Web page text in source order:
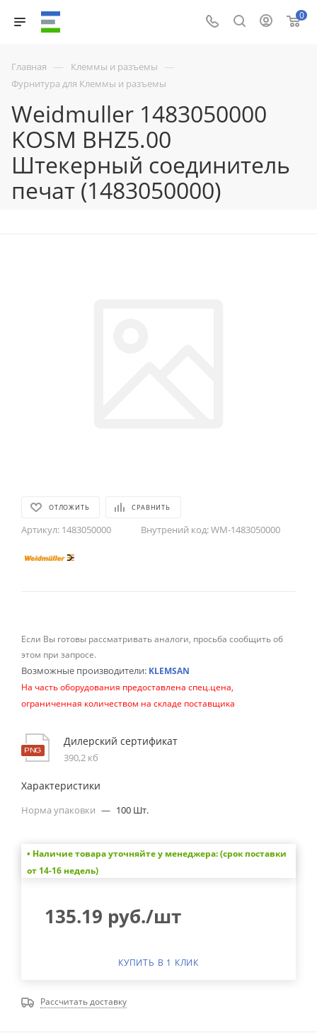
0
Главная — Клеммы и разъемы —
Фурнитура для Клеммы и разъемы
Weidmuller 1483050000
KOSM BHZ5.00
Штекерный соединитель
печат (1483050000)
ОТЛОЖИТЬ СРАВНИТЬ
Артикул: 1483050000 Внутрений код:WM-1483050000
Если Вы готовы рассматривать аналоги, просьба сообщить об
этом при запросе.
Возможные производители: KLEMSAN
На часть оборудования предоставлена спец.цена,
ограниченная количеством на складе поставщика
Дилерский сертификат
390,2 кб
Характеристики
Норма упаковки — 100 Шт.
• Наличие товара уточняйте у менеджера: (срок поставки
от 14-16 недель)
135.19 руб./шт
КУПИТЬ В 1 КЛИК
Рассчитать доставку